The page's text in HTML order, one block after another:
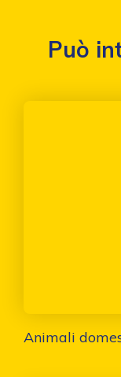
Può
Animali